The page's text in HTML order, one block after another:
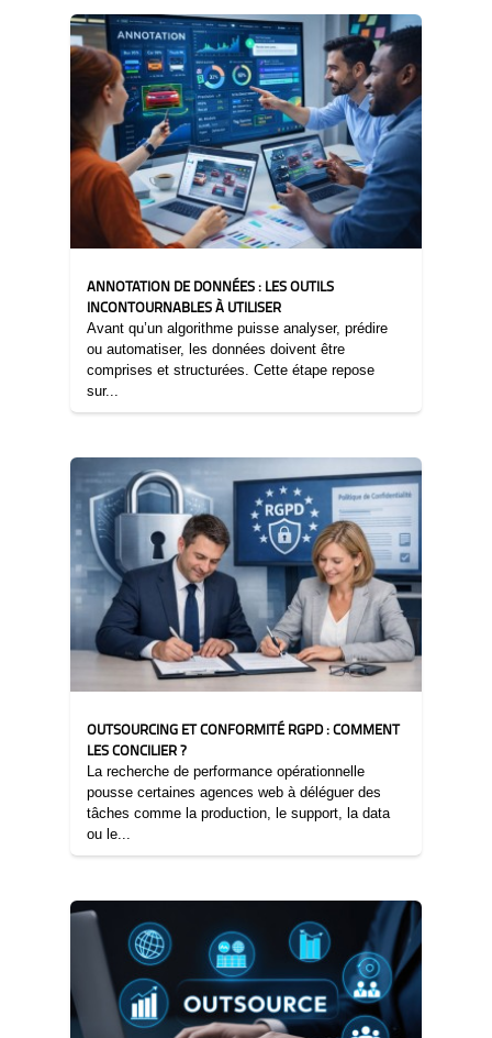
ANNOTATION DE DONNÉES : LES OUTILS
INCONTOURNABLES À UTILISER
Avant qu’un algorithme puisse analyser, prédire
ou automatiser, les données doivent être
comprises et structurées. Cette étape repose
sur...
OUTSOURCING ET CONFORMITÉ RGPD : COMMENT
LES CONCILIER ?
La recherche de performance opérationnelle
pousse certaines agences web à déléguer des
tâches comme la production, le support, la data
ou le...